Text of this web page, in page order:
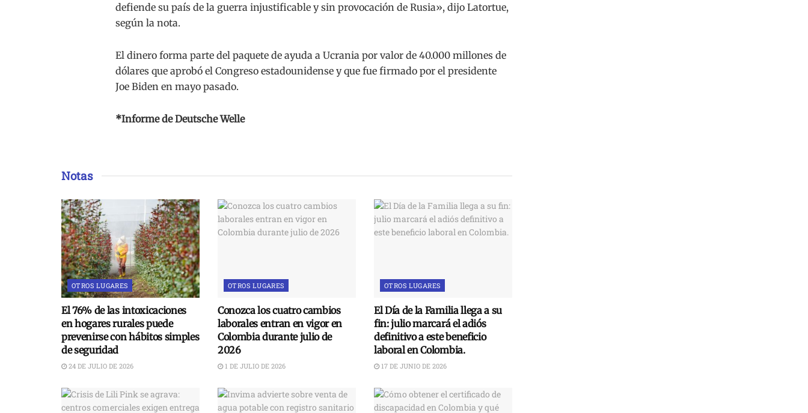
defiende su país de la guerra injustificable y sin provocación de Rusia», dijo Latortue,
según la nota.
El dinero forma parte del paquete de ayuda a Ucrania por valor de 40.000 millones de
dólares que aprobó el Congreso estadounidense y que fue firmado por el presidente
Joe Biden en mayo pasado.
*Informe de Deutsche Welle
Notas
OTROS LUGARES
El 76% de las intoxicaciones
en hogares rurales puede
prevenirse con hábitos simples
de seguridad
24 DE JULIO DE 2026
OTROS LUGARES
Conozca los cuatro cambios
laborales entran en vigor en
Colombia durante julio de
2026
1 DE JULIO DE 2026
OTROS LUGARES
El Día de la Familia llega a su
fin: julio marcará el adiós
definitivo a este beneficio
laboral en Colombia.
17 DE JUNIO DE 2026